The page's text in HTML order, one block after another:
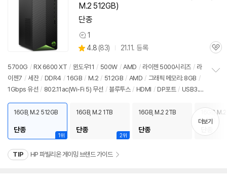
M.2 512GB)
단종
상
품
견
1
별
점
4.8 (상
리
뷰
83) 21.11. 등록
관
5700G / RX 6600 XT / 윈도우11 / 500W / AMD / 라이젠 5000시리즈 / 라
이젠7 / 세잔 / DDR4 / 16GB / M.2 / 512GB / AMD / 그래픽 메모리: 8GB /
1Gbps 유선 / 802.11ac(Wi-Fi 5) 무선 / 블루투스 / HDMI / DP포트 / USB3.x
치
기
1위
16GB, M.2 512GB
단종
2위
16GB, M.2 1TB
단종
16GB, M.2 2TB
단종
16GB,
+ 1TB
더보기
TIP HP 파빌리온 게이밍 브랜드 가이드